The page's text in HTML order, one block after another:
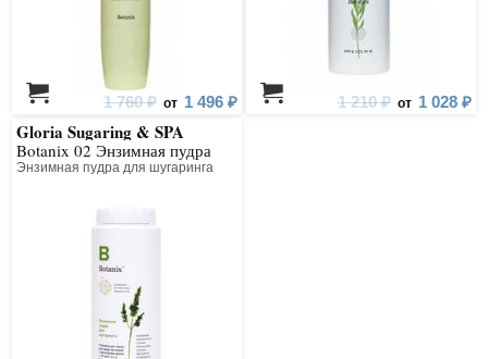
1 760 ₽ от 1 496 ₽ 1 210 ₽ от 1 028 ₽
Gloria Sugaring & SPA
Botanix 02 Энзимная пудра
Энзимная пудра для шугаринга